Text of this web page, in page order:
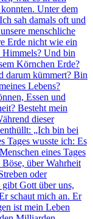
Unter dem
sah damals oft und
menschliche
Erde nicht wie ein
Himmels? Und bin
Körnchen Erde?
darum kümmert? Bin
Lebens?
Essen und
Besteht mein
dieser
„Ich bin bei
Tages wusste ich: Es
eines Tages
über Wahrheit
oder
Gott über uns,
schaut mich an. Er
ist mein Leben